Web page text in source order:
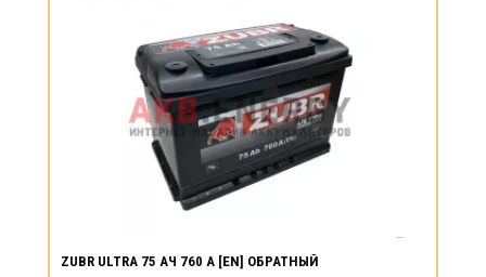
ZUBR ULTRA 75 АЧ 760 А [EN] ОБРАТНЫЙ